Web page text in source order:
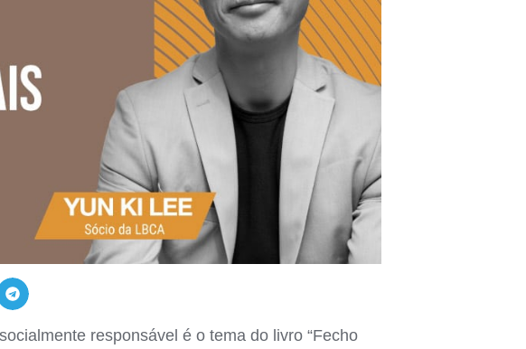
responsável é o tema do livro “Fecho